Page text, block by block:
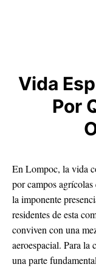
Vida
Por
En Lompoc, la vida
por campos
la imponente
residentes de esta
conviven con una
aeroespacial. Para
una parte